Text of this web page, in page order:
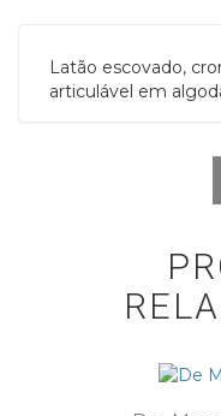
Latão escovado,
articulável em